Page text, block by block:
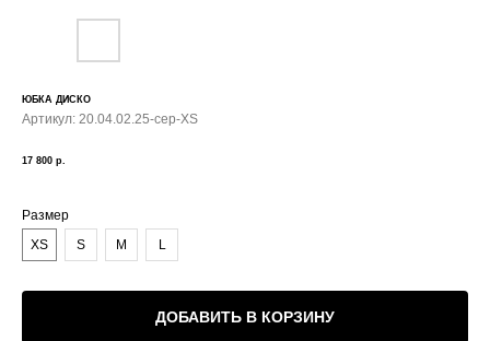
ЮБКА ДИСКО
Артикул: 20.04.02.25-сер-XS
17 800 р.
Размер
XS
S M L
ДОБАВИТЬ В КОРЗИНУ